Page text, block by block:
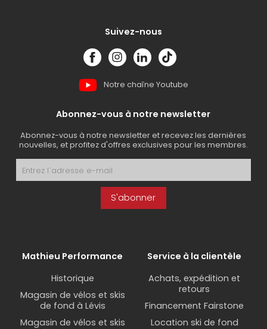
Suivez-nous
Notre chaîne Youtube
Abonnez-vous à notre newsletter
Abonnez-vous à notre newsletter et recevez les dernières
nouvelles, et profitez d'offres exclusives pour les membres.
S'abonner
Mathieu Performance
Historique
Magasin de vélos et skis
de fond à Lévis
Magasin de vélos et skis
Service à la clientèle
Achats, expédition et
retours
Financement Fairstone
Location ski de fond